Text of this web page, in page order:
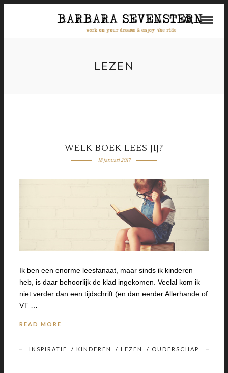
LEZEN
WELK BOEK LEES JIJ?
18 januari 2017
Ik ben een enorme leesfanaat, maar sinds ik kinderen
heb, is daar behoorlijk de klad ingekomen. Veelal kom ik
niet verder dan een tijdschrift (en dan eerder Allerhande of
VT …
READ MORE
INSPIRATIE / KINDEREN / LEZEN / OUDERSCHAP